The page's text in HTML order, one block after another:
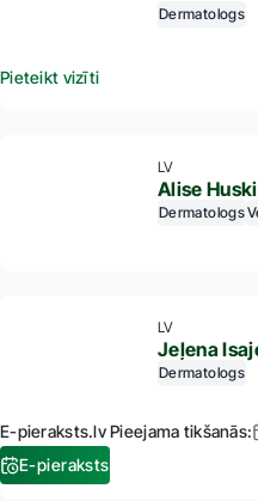
Dermatologs
Pieteikt vizīti
LV
Alise
Dermatologs
LV
Jeļena
Dermatologs
E-pieraksts.lv Pieejama tikšanās:
E-pieraksts